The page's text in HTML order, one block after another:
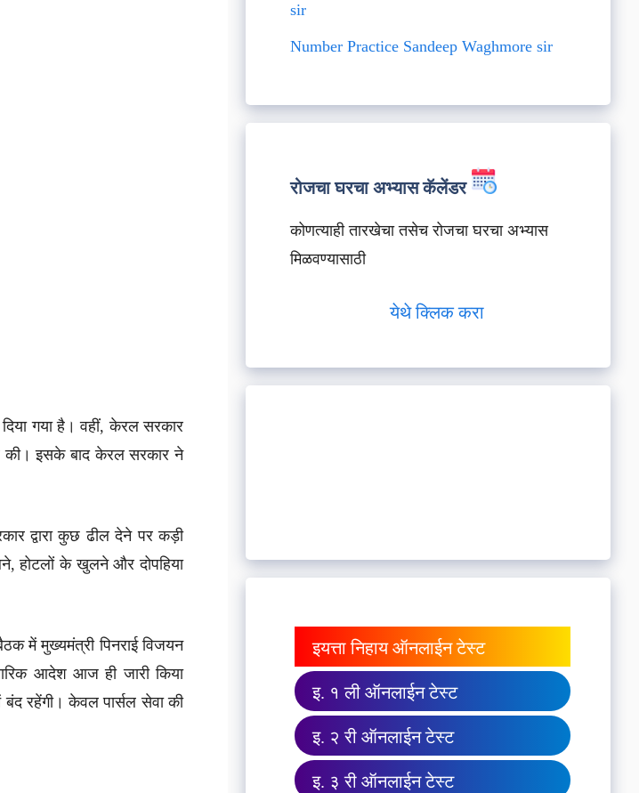
गया है। वहीं, केरल सरकार
की। इसके बाद केरल सरकार ने
द्वारा कुछ ढील देने पर कड़ी
होटलों के खुलने और दोपहिया
में मुख्यमंत्री पिनराई विजयन
आदेश आज ही जारी किया
रहेंगी। केवल पार्सल सेवा की
sir
Number Practice Sandeep Waghmore sir
रोजचा घरचा अभ्यास कॅलेंडर
कोणत्याही तारखेचा तसेच रोजचा घरचा अभ्यास
मिळवण्यासाठी
येथे क्लिक करा
इयत्ता निहाय ऑनलाईन टेस्ट
इ. १ ली ऑनलाईन टेस्ट
इ. २ री ऑनलाईन टेस्ट
इ. ३ री ऑनलाईन टेस्ट